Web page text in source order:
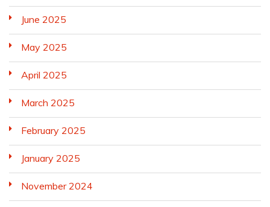
June 2025
May 2025
April 2025
March 2025
February 2025
January 2025
November 2024